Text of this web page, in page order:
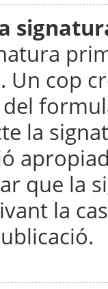
Un cop
del
la
que la
la